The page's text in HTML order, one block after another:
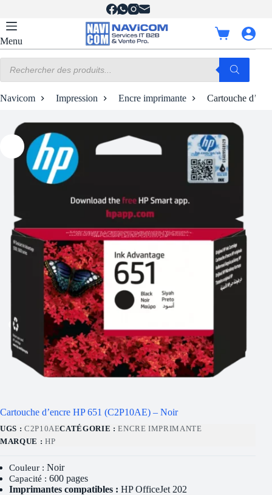
contenu
Menu
Panier
d’achat
produits
Navicom Impression Encre imprimante Cartouche
Cartouche d’encre HP 651 (C2P10AE) – Noir
UGS : C2P10AECATÉGORIE :ENCRE IMPRIMANTE
MARQUE : HP
Couleur : Noir
Capacité : 600 pages
Imprimantes compatibles : HP OfficeJet 202